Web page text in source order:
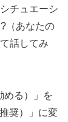
チュエーシ
（あなたの
話してみ
める）」を
奨）」に変